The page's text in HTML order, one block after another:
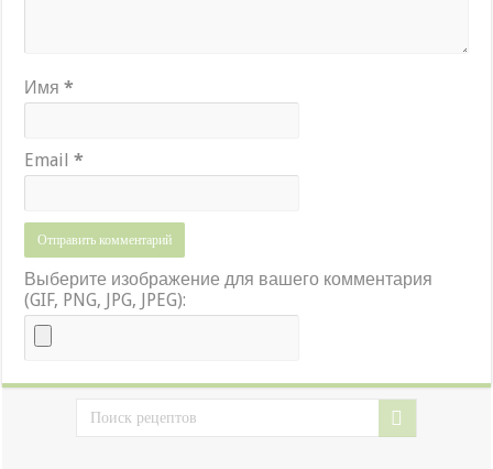
Имя*
Email*
Выберите изображение для вашего комментария
(GIF, PNG, JPG, JPEG):